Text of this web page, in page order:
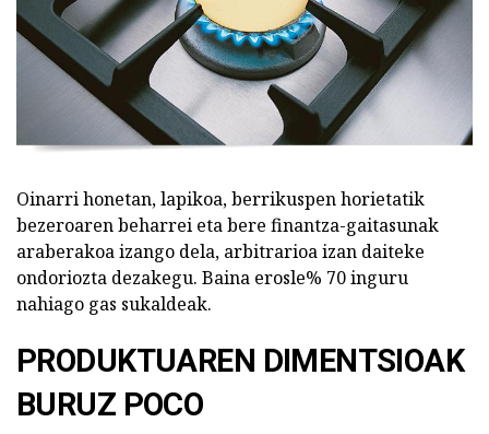
Oinarri honetan, lapikoa, berrikuspen horietatik
bezeroaren beharrei eta bere finantza-gaitasunak
araberakoa izango dela, arbitrarioa izan daiteke
ondoriozta dezakegu. Baina erosle% 70 inguru
nahiago gas sukaldeak.
PRODUKTUAREN DIMENTSIOAK
BURUZ POCO